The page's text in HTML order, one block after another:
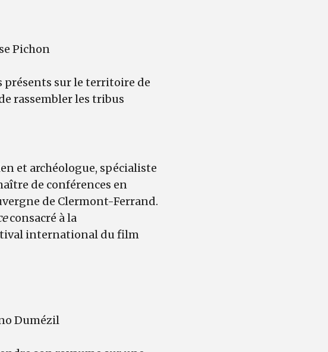
Pichon
présents sur le territoire de
rassembler les tribus
et archéologue, spécialiste
de conférences en
de Clermont-Ferrand.
consacré à la
international du film
Dumézil